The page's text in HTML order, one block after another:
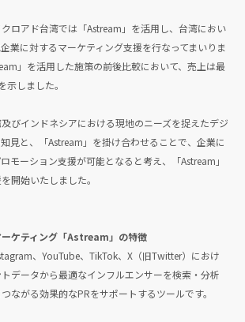
ロアド台湾では「Astream」を活用し、台湾におい
業に対するマーケティング支援を行なってまいりま
」を活用した施策の前後比較において、売上は最
示しました。
びインドネシアにおける現地のニーズを捉えたデジ
見と、「Astream」を掛け合わせることで、企業に
モーション支援が可能となると考え、「Astream」
開始いたしました。
ケティング「Astream」の特徴
、YouTube、TikTok、X（旧Twitter）におけ
データから最適なインフルエンサーを検索・分析
ながる効果的なPRをサポートするツールです。